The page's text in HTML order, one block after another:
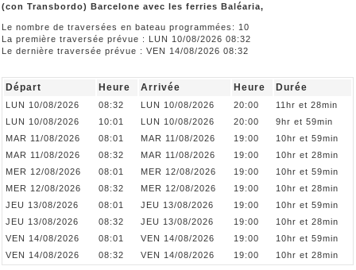
(con Transbordo) Barcelone avec les ferries Baléaria,
Le nombre de traversées en bateau programmées: 10
La première traversée prévue : LUN 10/08/2026 08:32
Le dernière traversée prévue : VEN 14/08/2026 08:32
Départ Heure Arrivée Heure Durée
LUN 10/08/2026 08:32 LUN 10/08/2026 20:00
11hr et 28min
LUN 10/08/2026
10:01 LUN 10/08/2026 20:00
9hr et 59min
MAR 11/08/2026
08:01 MAR 11/08/2026 19:00
10hr et 59min
MAR 11/08/2026
08:32 MAR 11/08/2026 19:00
10hr et 28min
MER 12/08/2026
08:01 MER 12/08/2026 19:00
10hr et 59min
MER 12/08/2026
08:32 MER 12/08/2026 19:00
10hr et 28min
JEU 13/08/2026
08:01 JEU 13/08/2026 19:00
10hr et 59min
JEU 13/08/2026
08:32 JEU 13/08/2026 19:00
10hr et 28min
VEN 14/08/2026
08:01 VEN 14/08/2026 19:00
10hr et 59min
VEN 14/08/2026
08:32 VEN 14/08/2026 19:00 10hr et 28min